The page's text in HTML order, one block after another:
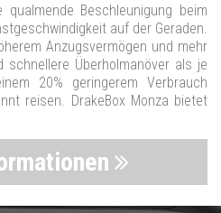
Beschleunigung beim
auf der Geraden.
Anzugsvermögen und mehr
Überholmanöver als je
20% geringerem Verbrauch
reisen. DrakeBox Monza bietet